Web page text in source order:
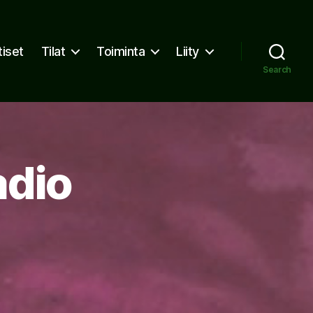
Tilat Toiminta Liity
Search